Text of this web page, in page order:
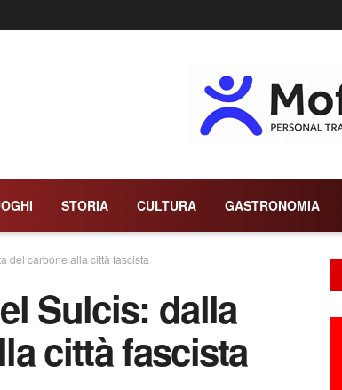
STORIA CULTURA GASTRONOMIA
del carbone alla città fascista
Sulcis: dalla
città fascista